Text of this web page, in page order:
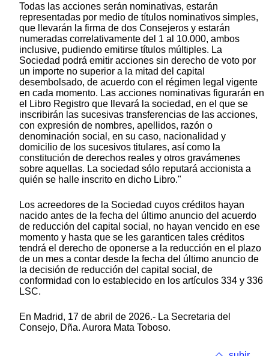
Todas las acciones serán nominativas, estarán
representadas por medio de títulos nominativos simples,
que llevarán la firma de dos Consejeros y estarán
numeradas correlativamente del 1 al 10.000, ambos
inclusive, pudiendo emitirse títulos múltiples. La
Sociedad podrá emitir acciones sin derecho de voto por
un importe no superior a la mitad del capital
desembolsado, de acuerdo con el régimen legal vigente
en cada momento. Las acciones nominativas figurarán en
el Libro Registro que llevará la sociedad, en el que se
inscribirán las sucesivas transferencias de las acciones,
con expresión de nombres, apellidos, razón o
denominación social, en su caso, nacionalidad y
domicilio de los sucesivos titulares, así como la
constitución de derechos reales y otros gravámenes
sobre aquellas. La sociedad sólo reputará accionista a
quién se halle inscrito en dicho Libro."
Los acreedores de la Sociedad cuyos créditos hayan
nacido antes de la fecha del último anuncio del acuerdo
de reducción del capital social, no hayan vencido en ese
momento y hasta que se les garanticen tales créditos
tendrá el derecho de oponerse a la reducción en el plazo
de un mes a contar desde la fecha del último anuncio de
la decisión de reducción del capital social, de
conformidad con lo establecido en los artículos 334 y 336
LSC.
En Madrid, 17 de abril de 2026.- La Secretaria del
Consejo, Dña. Aurora Mata Toboso.